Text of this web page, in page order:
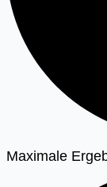
Maximale